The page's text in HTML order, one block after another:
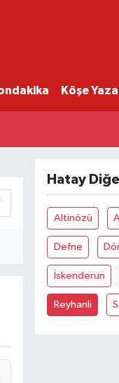
Köşe
Hatay
Altinözü
Defne
İskenderun
Reyhanli